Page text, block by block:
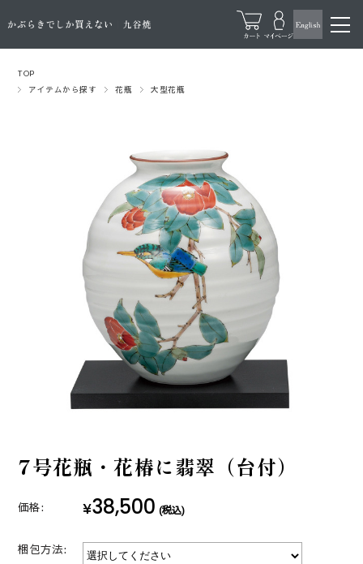
TOP
アイテムから探す
花瓶 大型花瓶
7号花瓶・花椿に翡翠（台付）
価格: ¥38,500 (税込)
梱包方法: